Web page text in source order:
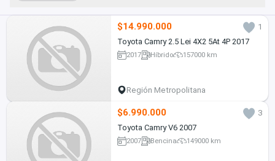
$14.990.000
1
Toyota Camry 2.5 Lei 4X2 5At 4P 2017
2017 Híbrido 157000 km
Región Metropolitana
$6.990.000
3
Toyota Camry V6 2007
2007 Bencina 149000 km